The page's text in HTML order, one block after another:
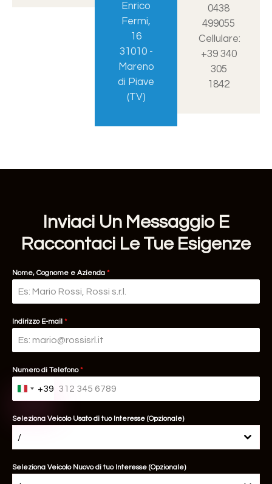
Enrico
Fermi,
16
31010 -
Mareno
di Piave
(TV)
0438
499055
Cellulare:
+39 340
305
1842
Inviaci Un Messaggio E
Raccontaci Le Tue Esigenze
Nome, Cognome e Azienda *
Indirizzo E-mail *
Numero di Telefono*
Italy +39
+39
Seleziona Veicolo Usato di tuo Interesse (Opzionale)
/
Seleziona Veicolo Nuovo di tuo Interesse (Opzionale)